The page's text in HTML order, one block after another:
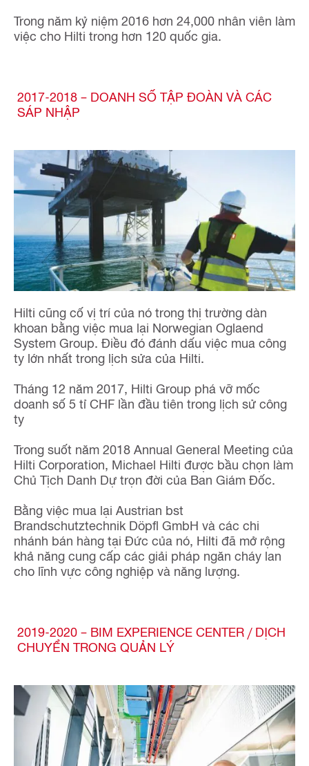
Trong năm kỷ niệm 2016 hơn 24,000 nhân viên làm
việc cho Hilti trong hơn 120 quốc gia.
2017-2018 – DOANH SỐ TẬP ĐOÀN VÀ CÁC
SÁP NHẬP
Hilti cũng cố vị trí của nó trong thị trường dàn
khoan bằng việc mua lại Norwegian Oglaend
System Group. Điều đó đánh dấu việc mua công
ty lớn nhất trong lịch sửa của Hilti.
Tháng 12 năm 2017, Hilti Group phá vỡ mốc
doanh số 5 tỉ CHF lần đầu tiên trong lịch sử công
ty
Trong suốt năm 2018 Annual General Meeting của
Hilti Corporation, Michael Hilti được bầu chọn làm
Chủ Tịch Danh Dự trọn đời của Ban Giám Đốc.
Bằng việc mua lại Austrian bst
Brandschutztechnik Döpfl GmbH và các chi
nhánh bán hàng tại Đức của nó, Hilti đã mở rộng
khả năng cung cấp các giải pháp ngăn cháy lan
cho lĩnh vực công nghiệp và năng lượng.
2019-2020 – BIM EXPERIENCE CENTER / DỊCH
CHUYỂN TRONG QUẢN LÝ